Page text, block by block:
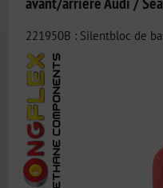
221950B : Silentbloc de